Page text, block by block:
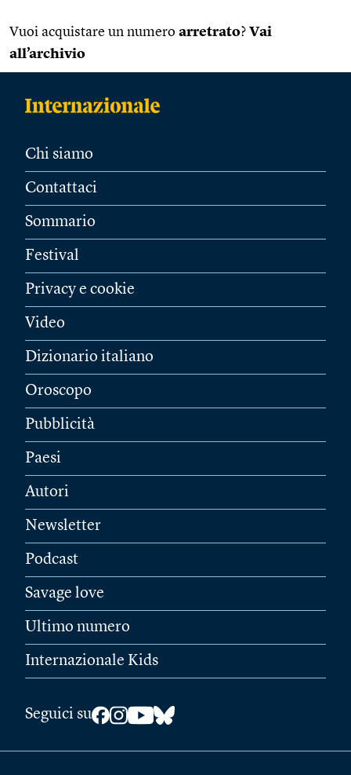
Vuoi acquistare un numero arretrato? Vai
all’archivio
Chi siamo
Contattaci
Sommario
Festival
Privacy e cookie
Video
Dizionario italiano
Oroscopo
Pubblicità
Paesi
Autori
Newsletter
Podcast
Savage love
Ultimo numero
Internazionale Kids
Seguici su